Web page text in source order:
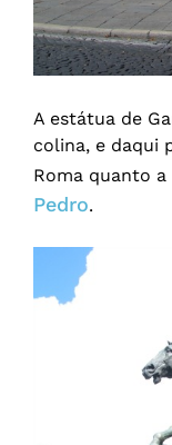
A estátua de
colina, e daqui
Roma quanto a
Pedro.